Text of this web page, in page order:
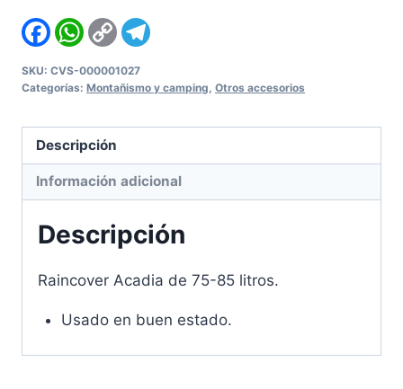
85
litros
cantidad
FacebookWhatsApp
Copy
Link
SKU: CVS-000001027
Categorías: Montañismo y camping, Otros accesorios
Descripción
Información adicional
Descripción
Raincover Acadia de 75-85 litros.
Usado en buen estado.